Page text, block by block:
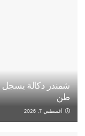
طن
أغسطس 7, 2026